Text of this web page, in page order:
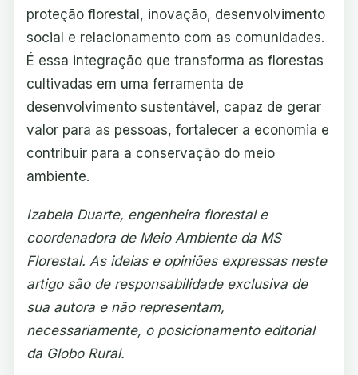
proteção florestal, inovação, desenvolvimento
social e relacionamento com as comunidades.
É essa integração que transforma as florestas
cultivadas em uma ferramenta de
desenvolvimento sustentável, capaz de gerar
valor para as pessoas, fortalecer a economia e
contribuir para a conservação do meio
ambiente.
Izabela Duarte, engenheira florestal e
coordenadora de Meio Ambiente da MS
Florestal. As ideias e opiniões expressas neste
artigo são de responsabilidade exclusiva de
sua autora e não representam,
necessariamente, o posicionamento editorial
da Globo Rural.